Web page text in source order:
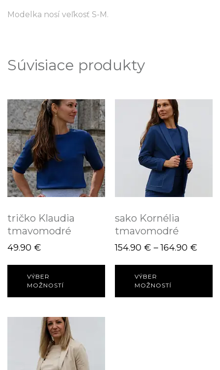
Modelka nosí veľkosť S-M.
Súvisiace produkty
tričko Klaudia
tmavomodré
49.90 €
VÝBER
MOŽNOSTÍ
sako Kornélia
tmavomodré
154.90 € – 164.90 €
VÝBER
MOŽNOSTÍ